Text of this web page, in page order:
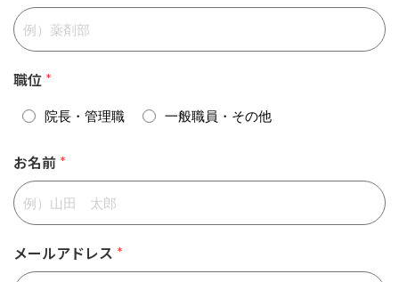
職位 *
院長・管理職 一般職員・その他
お名前 *
メールアドレス *